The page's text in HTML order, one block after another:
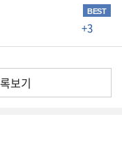
BEST
+3
보기